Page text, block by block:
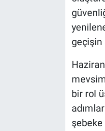
geçişin
bir rol
şebeke